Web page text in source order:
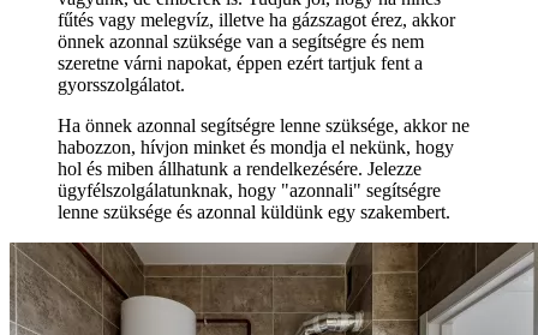
fűtés vagy melegvíz, illetve ha gázszagot érez, akkor
önnek azonnal szüksége van a segítségre és nem
szeretne várni napokat, éppen ezért tartjuk fent a
gyorsszolgálatot.
Ha önnek azonnal segítségre lenne szüksége, akkor ne
habozzon, hívjon minket és mondja el nekünk, hogy
hol és miben állhatunk a rendelkezésére. Jelezze
ügyfélszolgálatunknak, hogy "azonnali" segítségre
lenne szüksége és azonnal küldünk egy szakembert.